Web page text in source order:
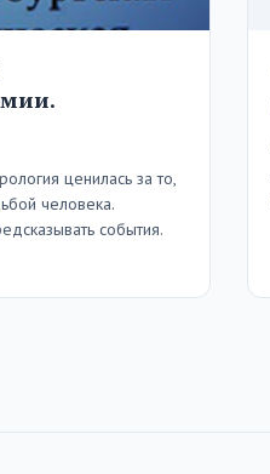
ценилась за то,
человека.
события.